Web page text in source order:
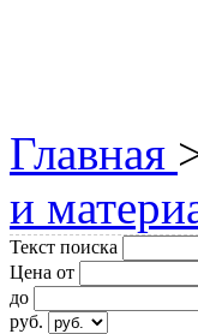
Главная
и
Текст поиска
Цена от
до
руб.